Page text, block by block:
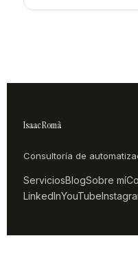
Isaac Romà
Consultoría de
ServiciosBlogSobre mí
LinkedInYouTube